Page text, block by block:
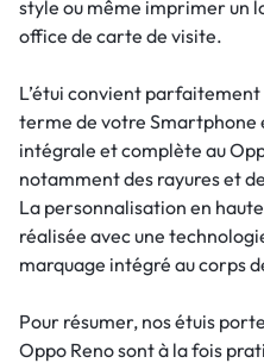
style ou même imprimer un
office de carte de visite.
L’étui convient
terme de votre
intégrale et complète au
notamment des rayures et
La personnalisation en
réalisée avec une
marquage intégré au corps
Pour résumer, nos étuis
Oppo Reno sont à la fois